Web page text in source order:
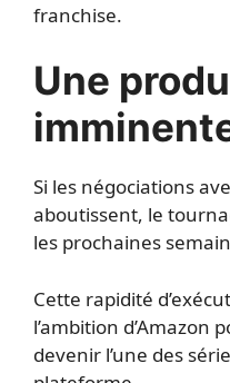
franchise.
Une
Si les négociations
aboutissent, le
les prochaines
Cette rapidité
l’ambition d’Amazon
devenir l’une des